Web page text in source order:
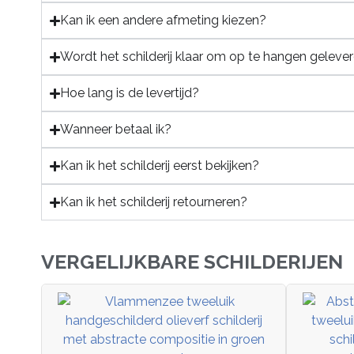
Kan ik een andere afmeting kiezen?
Wordt het schilderij klaar om op te hangen
Hoe lang is de levertijd?
Wanneer betaal ik?
Kan ik het schilderij eerst bekijken?
Kan ik het schilderij retourneren?
VERGELIJKBARE SCHILDERIJEN